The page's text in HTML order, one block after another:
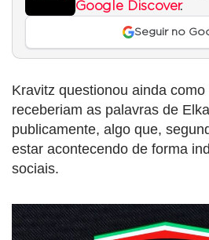
Google Discover.
Seguir no
Kravitz questionou ainda
receberiam as palavras de
publicamente, algo que,
estar acontecendo de forma
sociais.